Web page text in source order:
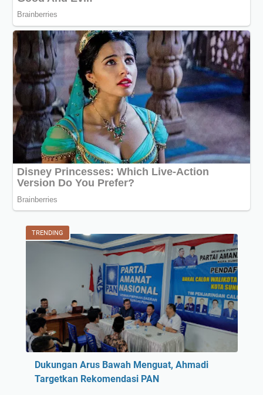
TRENDING
Dukungan Arus Bawah Menguat, Ahmadi
Targetkan Rekomendasi PAN